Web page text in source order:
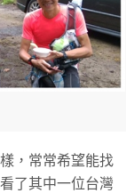
，常常希望能找
了其中一位台灣